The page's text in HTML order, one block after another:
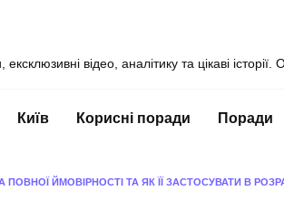
ексклюзивні відео, аналітику та цікаві
Київ Корисні поради Поради
ЙМОВІРНОСТІ ТА ЯК ЇЇ ЗАСТОСУВАТИ В